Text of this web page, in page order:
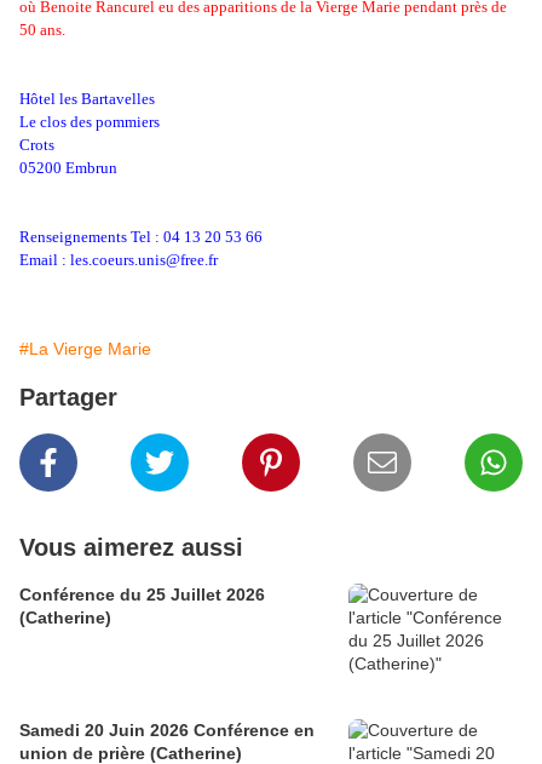
où Benoite Rancurel eu des apparitions de la Vierge Marie pendant près de
50 ans.
Hôtel les Bartavelles
Le clos des pommiers
Crots
05200 Embrun
Renseignements Tel : 04 13 20 53 66
Email : les.coeurs.unis@free.fr
#La Vierge Marie
Partager
Vous aimerez aussi
Conférence du 25 Juillet 2026
(Catherine)
Samedi 20 Juin 2026 Conférence en
union de prière (Catherine)